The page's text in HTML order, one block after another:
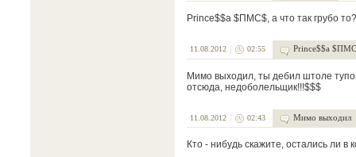
Prince$$a $ПМС$, а что так грубо то?
11.08.2012 02:55 Prince$$a
Мимо выходил, ты дебил штоле
отсюда, недоболельщик!!!$$$
11.08.2012 02:43 Мимо выходил
Кто - нибудь скажите, остались ли